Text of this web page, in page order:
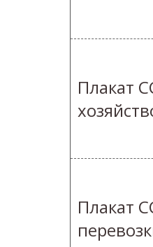
Плакат
Плакат